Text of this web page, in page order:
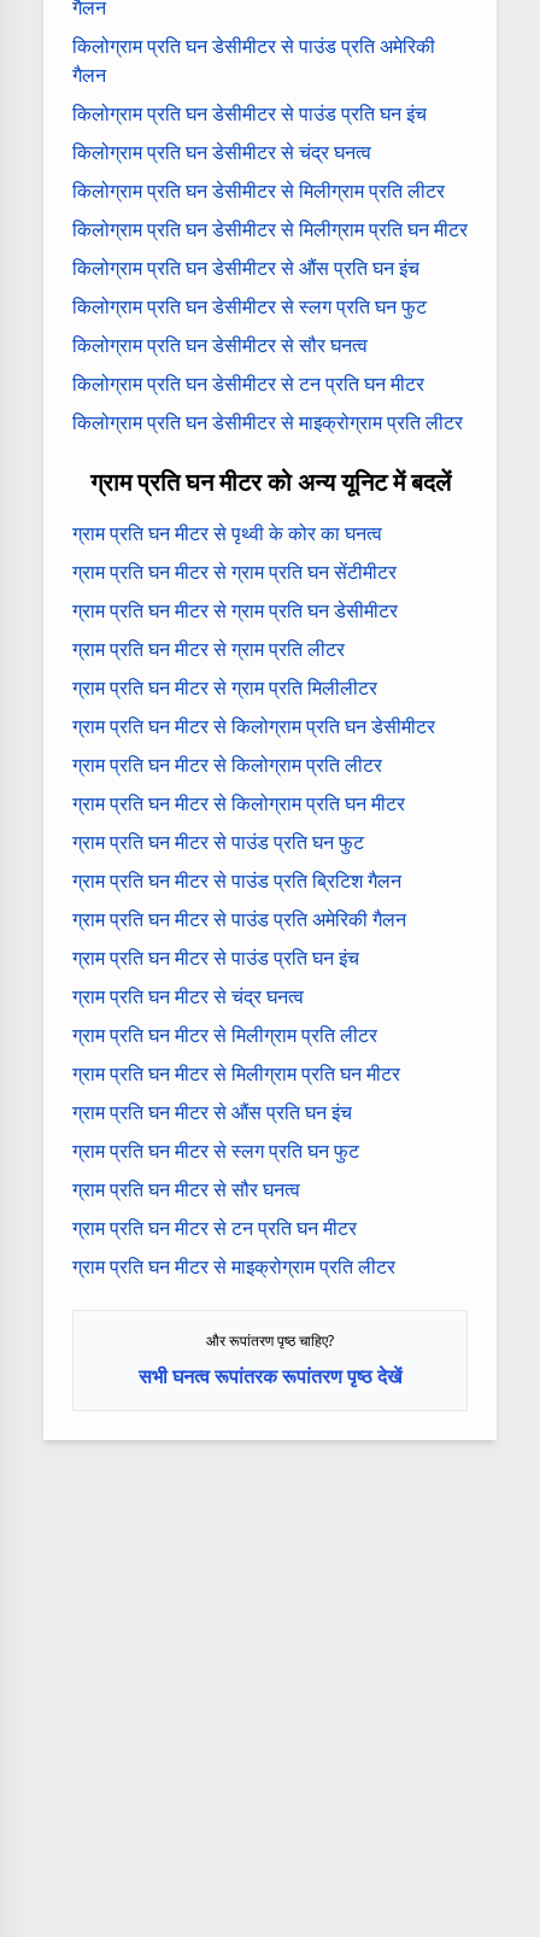
गैलन
किलोग्राम प्रति घन डेसीमीटर से पाउंड प्रति अमेरिकी
गैलन
किलोग्राम प्रति घन डेसीमीटर से पाउंड प्रति घन इंच
किलोग्राम प्रति घन डेसीमीटर से चंद्र घनत्व
किलोग्राम प्रति घन डेसीमीटर से मिलीग्राम प्रति लीटर
किलोग्राम प्रति घन डेसीमीटर से मिलीग्राम प्रति घन मीटर
किलोग्राम प्रति घन डेसीमीटर से औंस प्रति घन इंच
किलोग्राम प्रति घन डेसीमीटर से स्लग प्रति घन फुट
किलोग्राम प्रति घन डेसीमीटर से सौर घनत्व
किलोग्राम प्रति घन डेसीमीटर से टन प्रति घन मीटर
किलोग्राम प्रति घन डेसीमीटर से माइक्रोग्राम प्रति लीटर
ग्राम प्रति घन मीटर को अन्य यूनिट में बदलें
ग्राम प्रति घन मीटर से पृथ्वी के कोर का घनत्व
ग्राम प्रति घन मीटर से ग्राम प्रति घन सेंटीमीटर
ग्राम प्रति घन मीटर से ग्राम प्रति घन डेसीमीटर
ग्राम प्रति घन मीटर से ग्राम प्रति लीटर
ग्राम प्रति घन मीटर से ग्राम प्रति मिलीलीटर
ग्राम प्रति घन मीटर से किलोग्राम प्रति घन डेसीमीटर
ग्राम प्रति घन मीटर से किलोग्राम प्रति लीटर
ग्राम प्रति घन मीटर से किलोग्राम प्रति घन मीटर
ग्राम प्रति घन मीटर से पाउंड प्रति घन फुट
ग्राम प्रति घन मीटर से पाउंड प्रति ब्रिटिश गैलन
ग्राम प्रति घन मीटर से पाउंड प्रति अमेरिकी गैलन
ग्राम प्रति घन मीटर से पाउंड प्रति घन इंच
ग्राम प्रति घन मीटर से चंद्र घनत्व
ग्राम प्रति घन मीटर से मिलीग्राम प्रति लीटर
ग्राम प्रति घन मीटर से मिलीग्राम प्रति घन मीटर
ग्राम प्रति घन मीटर से औंस प्रति घन इंच
ग्राम प्रति घन मीटर से स्लग प्रति घन फुट
ग्राम प्रति घन मीटर से सौर घनत्व
ग्राम प्रति घन मीटर से टन प्रति घन मीटर
ग्राम प्रति घन मीटर से माइक्रोग्राम प्रति लीटर
और रूपांतरण पृष्ठ चाहिए?
सभी घनत्व रूपांतरक रूपांतरण पृष्ठ देखें